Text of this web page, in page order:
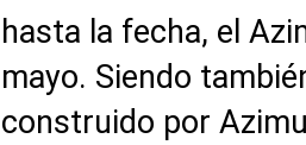
hasta la fecha, el
mayo. Siendo
construido por